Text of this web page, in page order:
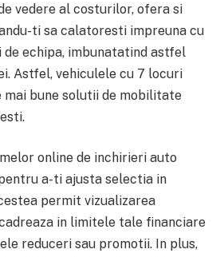
vedere al costurilor, ofera si
ti sa calatoresti impreuna cu
de echipa, imbunatatind astfel
Astfel, vehiculele cu 7 locuri
mai bune solutii de mobilitate
online de inchirieri auto
a-ti ajusta selectia in
permit vizualizarea
in limitele tale financiare
reduceri sau promotii. In plus,